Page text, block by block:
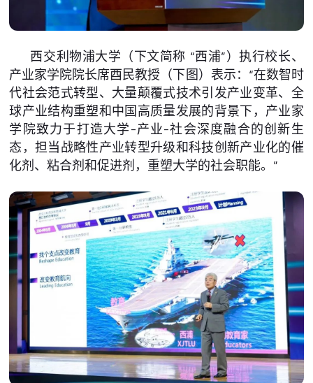
西交利物浦大学（下文简称 “西浦”）执行校长、
产业家学院院长席酉民教授（下图）表示：“在数智时
代社会范式转型、大量颠覆式技术引发产业变革、全
球产业结构重塑和中国高质量发展的背景下，产业家
学院致力于打造大学-产业-社会深度融合的创新生
态，担当战略性产业转型升级和科技创新产业化的催
化剂、粘合剂和促进剂，重塑大学的社会职能。”